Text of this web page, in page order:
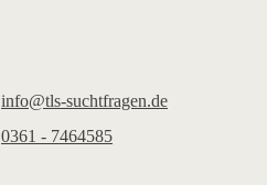
info@tls-suchtfragen.de
0361 - 7464585